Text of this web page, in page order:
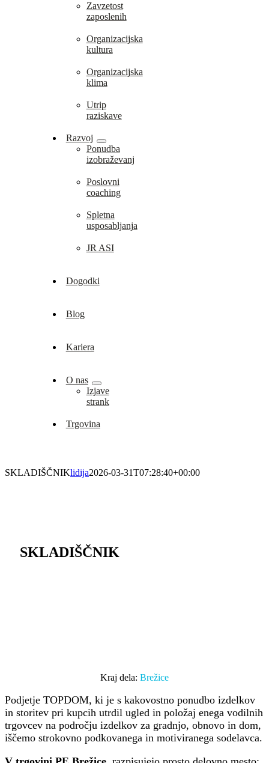
Zavzetost
zaposlenih
Organizacijska
kultura
Organizacijska
klima
Utrip
raziskave
Razvoj
Ponudba
izobraževanj
Poslovni
coaching
Spletna
usposabljanja
JR ASI
Dogodki
Blog
Kariera
O nas
Izjave
strank
Trgovina
SKLADIŠČNIKlidija2026-03-31T07:28:40+00:00
SKLADIŠČNIK
Kraj dela: Brežice
Podjetje TOPDOM, ki je s kakovostno ponudbo izdelkov
in storitev pri kupcih utrdil ugled in položaj enega vodilnih
trgovcev na področju izdelkov za gradnjo, obnovo in dom,
iščemo strokovno podkovanega in motiviranega sodelavca.